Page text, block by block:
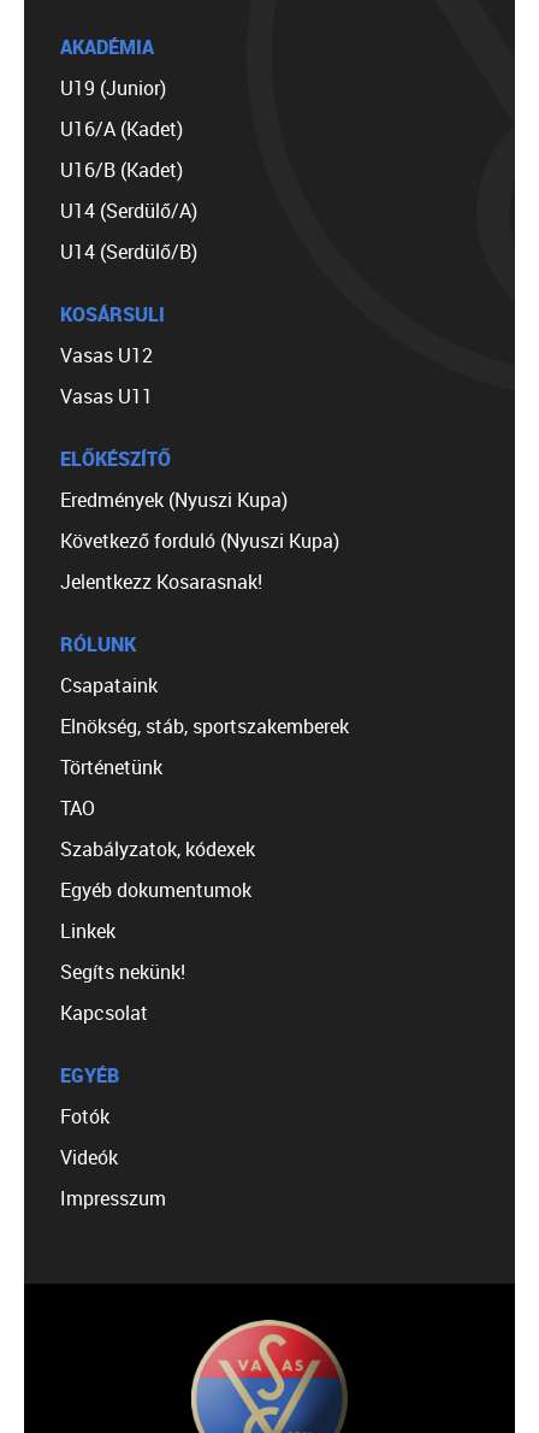
AKADÉMIA
U19 (Junior)
U16/A (Kadet)
U16/B (Kadet)
U14 (Serdülő/A)
U14 (Serdülő/B)
KOSÁRSULI
Vasas U12
Vasas U11
ELŐKÉSZÍTŐ
Eredmények (Nyuszi Kupa)
Következő forduló (Nyuszi Kupa)
Jelentkezz Kosarasnak!
RÓLUNK
Csapataink
Elnökség, stáb, sportszakemberek
Történetünk
TAO
Szabályzatok, kódexek
Egyéb dokumentumok
Linkek
Segíts nekünk!
Kapcsolat
EGYÉB
Fotók
Videók
Impresszum